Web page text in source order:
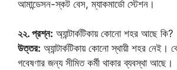
আমান্ডেসন-স্কট বেস, ম্যাকমার্ডো স্টেশন।
২২. প্রশ্ন: অ্যান্টার্কটিকায় কোনো শহর আছে কি?
উত্তর: অ্যান্টার্কটিকায় কোনো স্থায়ী শহর নেই।
গবেষণার জন্য সীমিত কর্মী থাকার ব্যবস্থা আছে।